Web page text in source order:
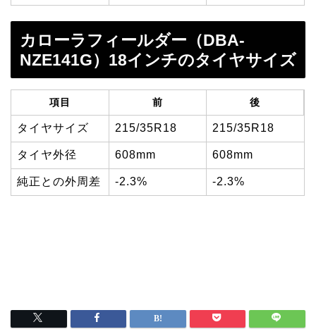
カローラフィールダー（DBA-
NZE141G）18インチのタイヤサイズ
項目 前 後
タイヤサイズ 215/35R18 215/35R18
タイヤ外径 608mm 608mm
純正との外周差 -2.3% -2.3%